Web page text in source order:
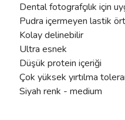
Dental fotografçılık için
Pudra içermeyen lastik
Kolay delinebilir
Ultra esnek
Düşük protein içeriği
Çok yüksek yırtılma
Siyah renk - medium